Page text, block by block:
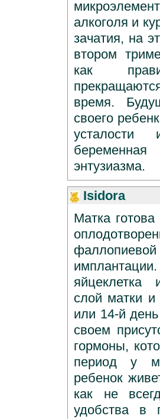
алкоголя и
зачатия, на
втором
как
время.
своего
усталости
энтузиазма.
Isidora
Матка
яйцеклетка
слой матки и
или 14-й
своем
гормоны,
период у
ребенок
как не
удобства в